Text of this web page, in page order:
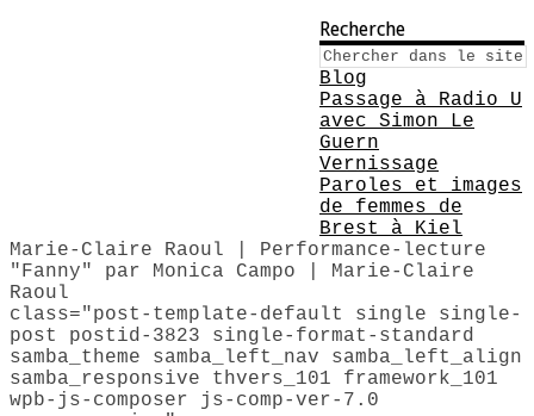
Recherche
Blog
Passage à Radio U
avec Simon Le
Guern
Vernissage
Paroles et images
de femmes de
Brest à Kiel
Marie-Claire Raoul | Performance-lecture
"Fanny" par Monica Campo | Marie-Claire
Raoul
class="post-template-default single single-
post postid-3823 single-format-standard
samba_theme samba_left_nav samba_left_align
samba_responsive thvers_101 framework_101
wpb-js-composer js-comp-ver-7.0